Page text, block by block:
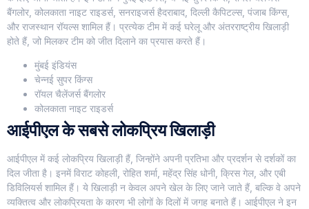
बैंगलोर, कोलकाता नाइट राइडर्स, सनराइजर्स हैदराबाद, दिल्ली कैपिटल्स, पंजाब किंग्स,
और राजस्थान रॉयल्स शामिल हैं। प्रत्येक टीम में कई घरेलू और अंतरराष्ट्रीय खिलाड़ी
होते हैं, जो मिलकर टीम को जीत दिलाने का प्रयास करते हैं।
मुंबई इंडियंस
चेन्नई सुपर किंग्स
रॉयल चैलेंजर्स बैंगलोर
कोलकाता नाइट राइडर्स
आईपीएल के सबसे लोकप्रिय खिलाड़ी
आईपीएल में कई लोकप्रिय खिलाड़ी हैं, जिन्होंने अपनी प्रतिभा और प्रदर्शन से दर्शकों का
दिल जीता है। इनमें विराट कोहली, रोहित शर्मा, महेंद्र सिंह धोनी, क्रिस गेल, और एबी
डिविलियर्स शामिल हैं। ये खिलाड़ी न केवल अपने खेल के लिए जाने जाते हैं, बल्कि वे अपने
व्यक्तित्व और लोकप्रियता के कारण भी लोगों के दिलों में जगह बनाते हैं। आईपीएल ने इन